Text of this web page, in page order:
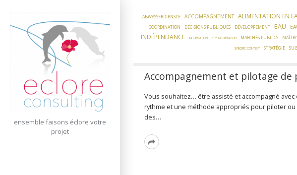
content
ensemble faisons éclore votre
projet
ABWASSERDIENSTE ACCOMPAGNEMENT ALIMENTATION EN
COORDINATION
DÉCISIONS PUBLIQUES DÉVELOPPEMENT EAU
INDÉPENDANCE INFORMATION KEY INFORMATION MARCHÉS PUBLICS
SPECIFIC CONTEXT STRATÉGIE
Accompagnement et pilotage de
Vous souhaitez… être assisté et accompagné
rythme et une méthode appropriés pour piloter
des…
Read